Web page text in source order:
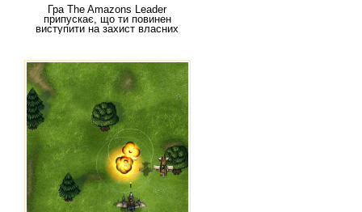
Гра The Amazons Leader
припускає, що ти повинен
виступити на захист власних